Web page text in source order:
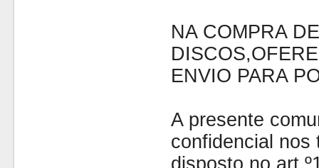
NA COMPRA
ENVIO PARA
A presente
confidencial nos
disposto no